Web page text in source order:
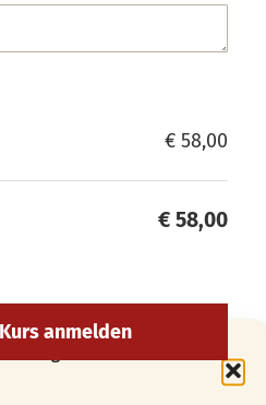
€ 58,00
€ 58,00